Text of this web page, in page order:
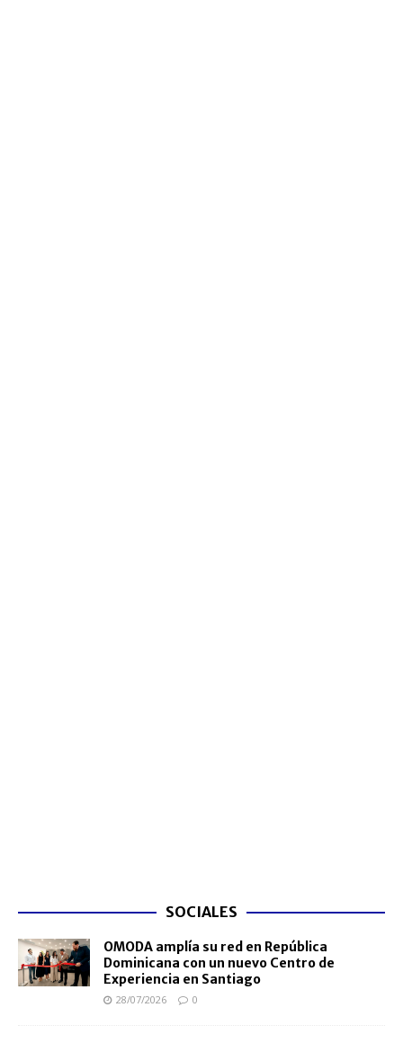
SOCIALES
OMODA amplía su red en República
Dominicana con un nuevo Centro de
Experiencia en Santiago
28/07/2026 0